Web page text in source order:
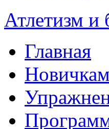
Атлетизм и
Главная
Новичкам